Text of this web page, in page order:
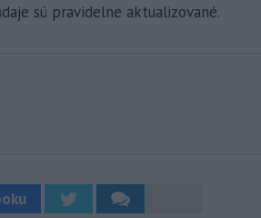
sú pravidelne aktualizované.